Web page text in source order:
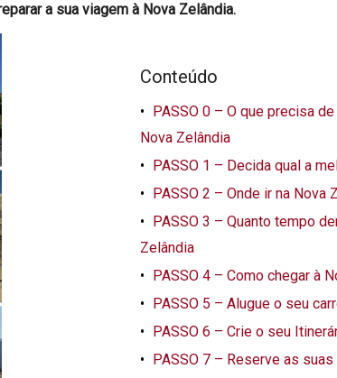
a sua viagem à Nova Zelândia.
Conteúdo
PASSO 0 – O que precisa
Nova Zelândia
PASSO 1 – Decida qual a
PASSO 2 – Onde ir na Nova
PASSO 3 – Quanto tempo
Zelândia
PASSO 4 – Como chegar à
PASSO 5 – Alugue o seu
PASSO 6 – Crie o seu
PASSO 7 – Reserve as